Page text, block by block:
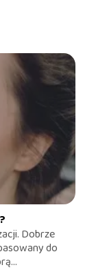
Dobrze
do